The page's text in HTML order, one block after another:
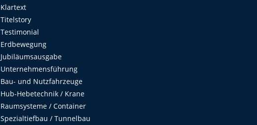
Klartext
Titelstory
Testimonial
Erdbewegung
Jubiläumsausgabe
Unternehmensführung
Bau- und Nutzfahrzeuge
Hub-Hebetechnik / Krane
Raumsysteme / Container
Spezialtiefbau / Tunnelbau